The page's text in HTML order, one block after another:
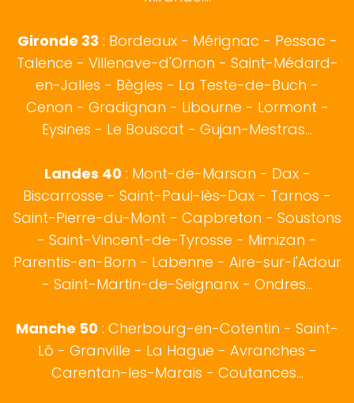
Gironde 33 : Bordeaux- Mérignac - Pessac -
Talence - Villenave-d'Ornon - Saint-Médard-
en-Jalles - Bègles - La Teste-de-Buch -
Cenon - Gradignan - Libourne - Lormont -
Eysines - Le Bouscat - Gujan-Mestras...
Landes 40: Mont-de-Marsan - Dax-
Biscarrosse - Saint-Paul-lès-Dax - Tarnos -
Saint-Pierre-du-Mont - Capbreton - Soustons
- Saint-Vincent-de-Tyrosse - Mimizan -
Parentis-en-Born - Labenne - Aire-sur-l'Adour
- Saint-Martin-de-Seignanx - Ondres...
Manche 50 : Cherbourg-en-Cotentin - Saint-
Lô - Granville - La Hague - Avranches -
Carentan-les-Marais - Coutances...